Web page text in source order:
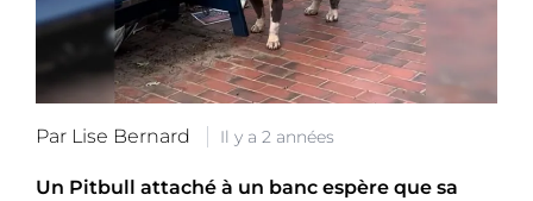
Par Lise Bernard Il y a 2 années
Un Pitbull attaché à un banc espère que sa